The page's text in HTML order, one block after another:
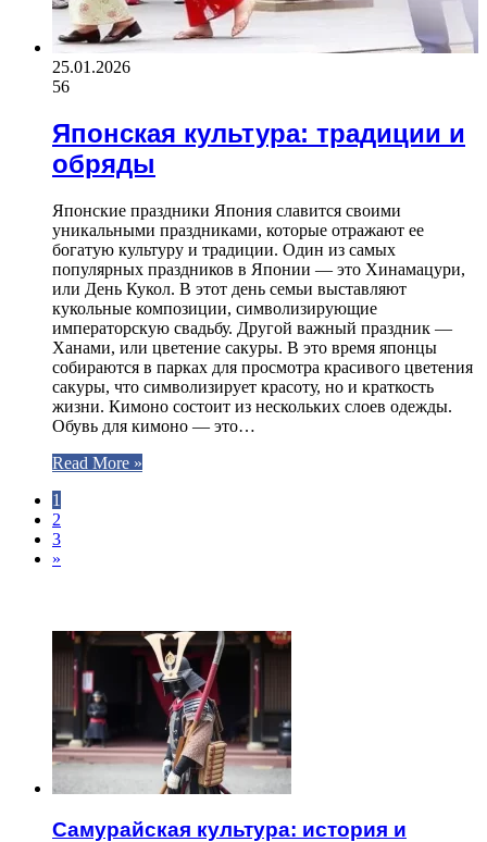
25.01.2026
56
Японская культура: традиции и
обряды
Японские праздники Япония славится своими
уникальными праздниками, которые отражают ее
богатую культуру и традиции. Один из самых
популярных праздников в Японии — это Хинамацури,
или День Кукол. В этот день семьи выставляют
кукольные композиции, символизирующие
императорскую свадьбу. Другой важный праздник —
Ханами, или цветение сакуры. В это время японцы
собираются в парках для просмотра красивого цветения
сакуры, что символизирует красоту, но и краткость
жизни. Кимоно состоит из нескольких слоев одежды.
Обувь для кимоно — это…
Read More »
1
2
3
»
Самурайская культура: история и